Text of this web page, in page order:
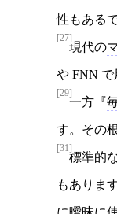
性もある
[27]
現代の
や FNN で
[29]
一方
す。その
[31]
標準的
もありま